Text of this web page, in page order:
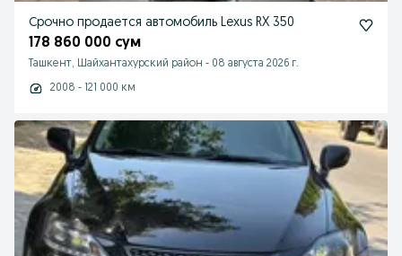
Срочно продается автомобиль Lexus RX 350
178 860 000 сум
Ташкент, Шайхантахурский район - 08 августа 2026 г.
2008 - 121 000 км